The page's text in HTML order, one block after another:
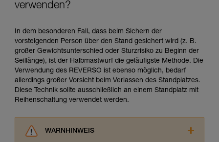
verwenden?
In dem besonderen Fall, dass beim Sichern der
vorsteigenden Person über den Stand gesichert wird (z. B.
großer Gewichtsunterschied oder Sturzrisiko zu Beginn der
Seillänge), ist der Halbmastwurf die geläufigste Methode. Die
Verwendung des REVERSO ist ebenso möglich, bedarf
allerdings großer Vorsicht beim Verlassen des Standplatzes.
Diese Technik sollte ausschließlich an einem Standplatz mit
Reihenschaltung verwendet werden.
WARNHINWEIS